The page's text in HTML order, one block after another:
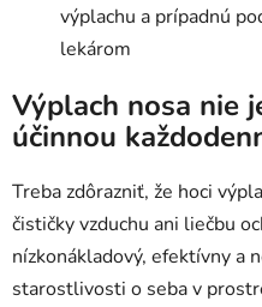
výplachu a prípadnú
lekárom
Výplach nosa nie
účinnou
Treba zdôrazniť, že hoci
čističky vzduchu ani liečbu
nízkonákladový, efektívny a
starostlivosti o seba v